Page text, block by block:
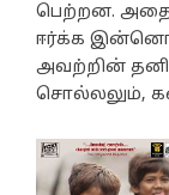
பெற்றன.
ஈர்க்க
அவற்றின்
சொல்லலும்,